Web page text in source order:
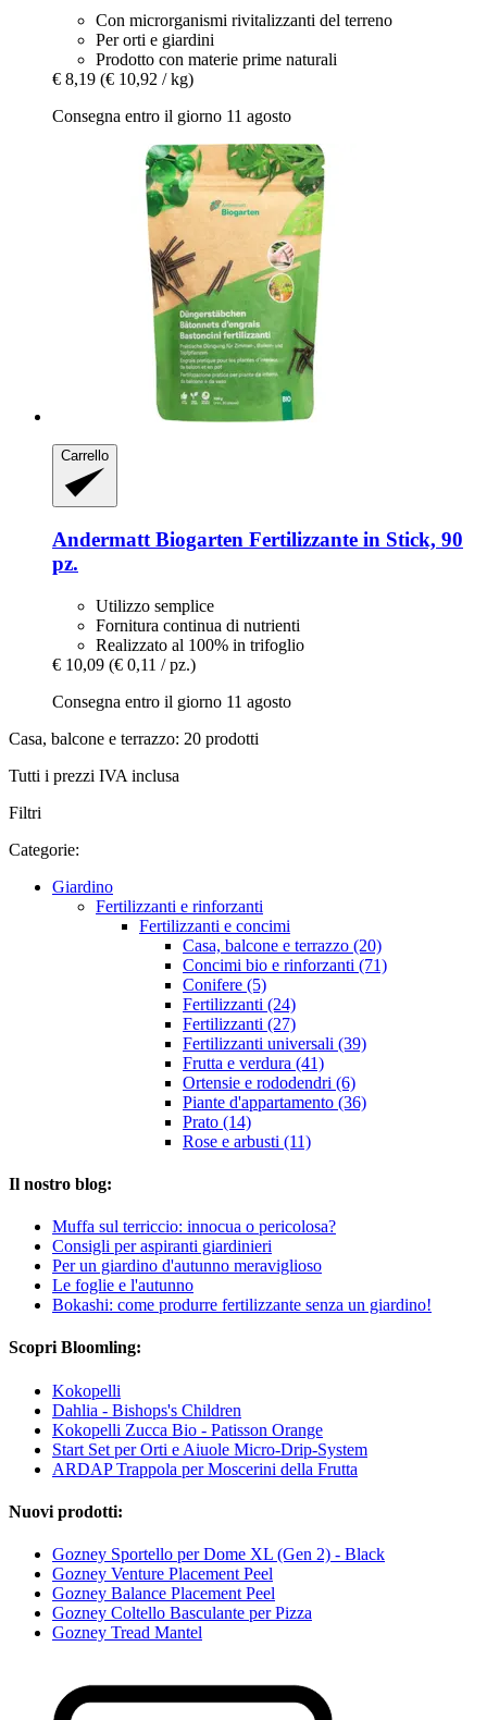
Con microrganismi rivitalizzanti del terreno
Per orti e giardini
Prodotto con materie prime naturali
€ 8,19 (€ 10,92 / kg)
Consegna entro il giorno 11 agosto
Carrello
Andermatt Biogarten Fertilizzante in Stick, 90
pz.
Utilizzo semplice
Fornitura continua di nutrienti
Realizzato al 100% in trifoglio
€ 10,09 (€ 0,11 / pz.)
Consegna entro il giorno 11 agosto
Casa, balcone e terrazzo: 20 prodotti
Tutti i prezzi IVA inclusa
Filtri
Categorie:
Giardino
Fertilizzanti e rinforzanti
Fertilizzanti e concimi
Casa, balcone e terrazzo (20)
Concimi bio e rinforzanti (71)
Conifere (5)
Fertilizzanti (24)
Fertilizzanti (27)
Fertilizzanti universali (39)
Frutta e verdura (41)
Ortensie e rododendri (6)
Piante d'appartamento (36)
Prato (14)
Rose e arbusti (11)
Il nostro blog:
Muffa sul terriccio: innocua o pericolosa?
Consigli per aspiranti giardinieri
Per un giardino d'autunno meraviglioso
Le foglie e l'autunno
Bokashi: come produrre fertilizzante senza un giardino!
Scopri Bloomling:
Kokopelli
Dahlia - Bishops's Children
Kokopelli Zucca Bio - Patisson Orange
Start Set per Orti e Aiuole Micro-Drip-System
ARDAP Trappola per Moscerini della Frutta
Nuovi prodotti:
Gozney Sportello per Dome XL (Gen 2) - Black
Gozney Venture Placement Peel
Gozney Balance Placement Peel
Gozney Coltello Basculante per Pizza
Gozney Tread Mantel